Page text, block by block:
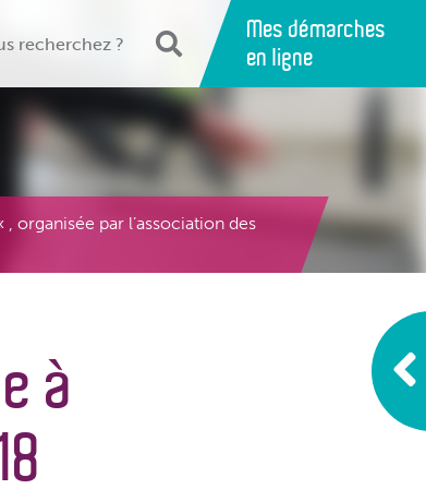
Mes démarches
en ligne
, organisée par l’association des
à